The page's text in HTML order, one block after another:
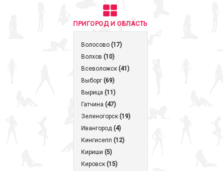
ПРИГОРОД И ОБЛАСТЬ
Волосово (17)
Волхов (10)
Всеволожск (41)
Выборг (69)
Вырица (11)
Гатчина (47)
Зеленогорск (19)
Ивангород (4)
Кингисепп (12)
Кириши (5)
Кировск (15)